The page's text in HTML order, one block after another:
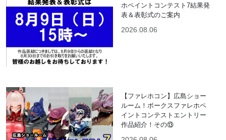
ホペイントコンテスト7結果発
表＆表彰式のご案内
2026.08.06
【ファレホコン】広島ショー
ルーム！ボークスファレホペ
イントコンテストエントリー
作品紹介！その⑬